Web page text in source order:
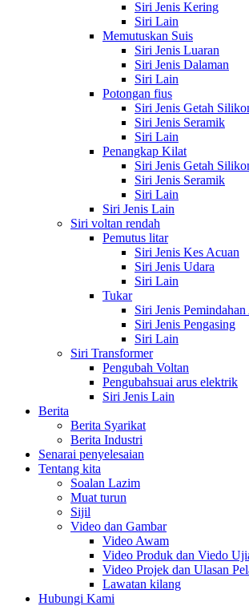
Siri Jenis Kering
Siri Lain
Memutuskan Suis
Siri Jenis Luaran
Siri Jenis Dalaman
Siri Lain
Potongan fius
Siri Jenis Getah
Siri Jenis Seramik
Siri Lain
Penangkap Kilat
Siri Jenis Getah
Siri Jenis Seramik
Siri Lain
Siri Jenis Lain
Siri voltan rendah
Pemutus litar
Siri Jenis Kes Acuan
Siri Jenis Udara
Siri Lain
Tukar
Siri Jenis
Siri Jenis Pengasing
Siri Lain
Siri Transformer
Pengubah Voltan
Pengubahsuai arus elektrik
Siri Jenis Lain
Berita
Berita Syarikat
Berita Industri
Senarai penyelesaian
Tentang kita
Soalan Lazim
Muat turun
Sijil
Video dan Gambar
Video Awam
Video Produk dan Viedo
Video Projek dan Ulasan
Lawatan kilang
Hubungi Kami